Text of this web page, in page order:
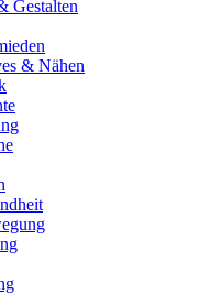
Gestalten
& Nähen